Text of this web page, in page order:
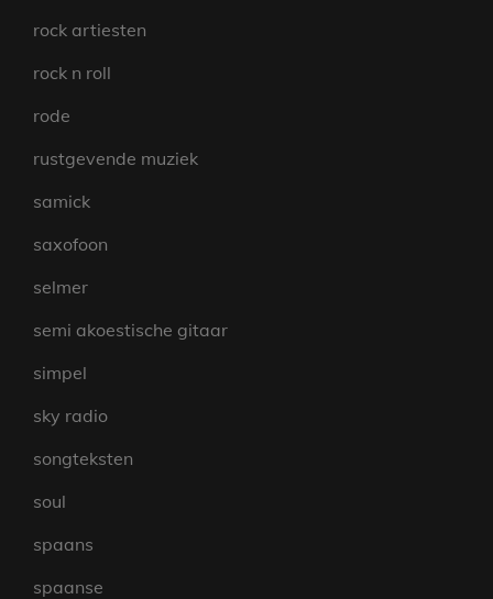
rock artiesten
rock n roll
rode
rustgevende muziek
samick
saxofoon
selmer
semi akoestische gitaar
simpel
sky radio
songteksten
soul
spaans
spaanse